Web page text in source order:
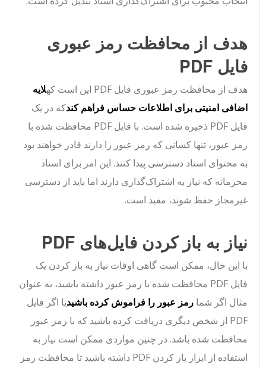
هدف از محافظت رمز عبوری
فایل PDF
هدف از محافظت رمز عبوری فایل PDF این است که
لایه
اضافی امنیتی برای اطلاعات حساس فراهم کندکه در یک
فایل PDF ذخیره شده است. با فایل PDF محافظت شده با
رمز عبور، تنها کسانی که رمز عبور را دارند قادر خواهند بود
به محتوای اسناد دسترسی پیدا کنند. این امر برای اسناد
محرمانه که نیاز به اشتراک‌گذاری دارند اما باید از دسترسی
غیرمجاز حفظ شوند، مفید است.
نیاز به باز کردن فایل‌های PDF
با این حال، ممکن است گاهی اوقات نیاز به باز کردن یک
فایل PDF محافظت شده با رمز عبور داشته باشید، به عنوان
مثال اگر شمارمز عبور را فراموش کرده باشیدیا اگر فایل
PDF از شخص دیگری دریافت کرده باشید که با رمز عبور
محافظت شده باشد. در چنین مواردی ممکن است نیاز به
استفاده از ابزار باز کردن PDF داشته باشید تا محافظت رمز